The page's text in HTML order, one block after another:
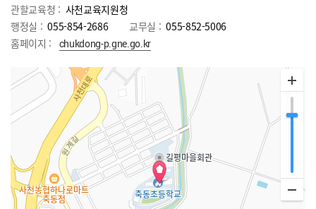
관할교육청 : 사천교육지원청
행정실 : 055-854-2686 교무실 : 055-852-5006
홈페이지 :
chukdong-p.gne.go.kr